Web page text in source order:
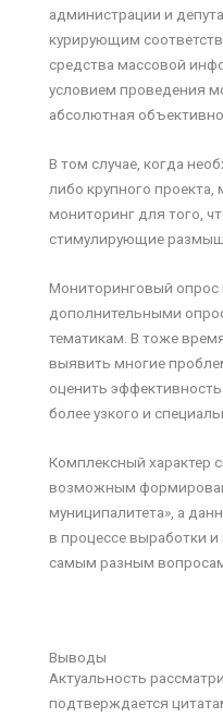
адми­нистрации и
курирующим
средства массовой
условием проведения
абсолютная
В том случае, когда
либо крупного
мониторинг для того,
стимулирующие
Мониторинговый
дополнительными
тематикам. В тоже
выявить многие
оценить
более узкого и
Комплексный характер
возможным
муниципалитета», а
в процессе выработки
самым разным
Выводы
Актуальность
подтверждается